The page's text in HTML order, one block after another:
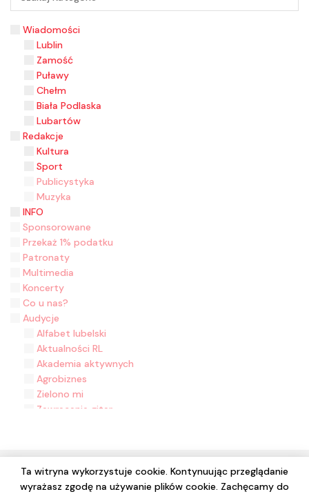
Wiadomości
Lublin
Zamość
Puławy
Chełm
Biała Podlaska
Lubartów
Redakcje
Kultura
Sport
Publicystyka
Muzyka
INFO
Sponsorowane
Przekaż 1% podatku
Patronaty
Multimedia
Koncerty
Co u nas?
Audycje
Alfabet lubelski
Aktualności RL
Akademia aktywnych
Agrobiznes
Zielono mi
Zawracanie gitar
Z folklorem na ty
Wyjęte z kontekstu
Wydział Muzyki
Ta witryna wykorzystuje cookie. Kontynuując przeglądanie
wyrażasz zgodę na używanie plików cookie. Zachęcamy do